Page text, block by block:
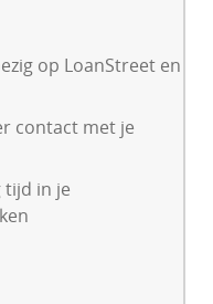
op LoanStreet en
contact met je
tijd in je